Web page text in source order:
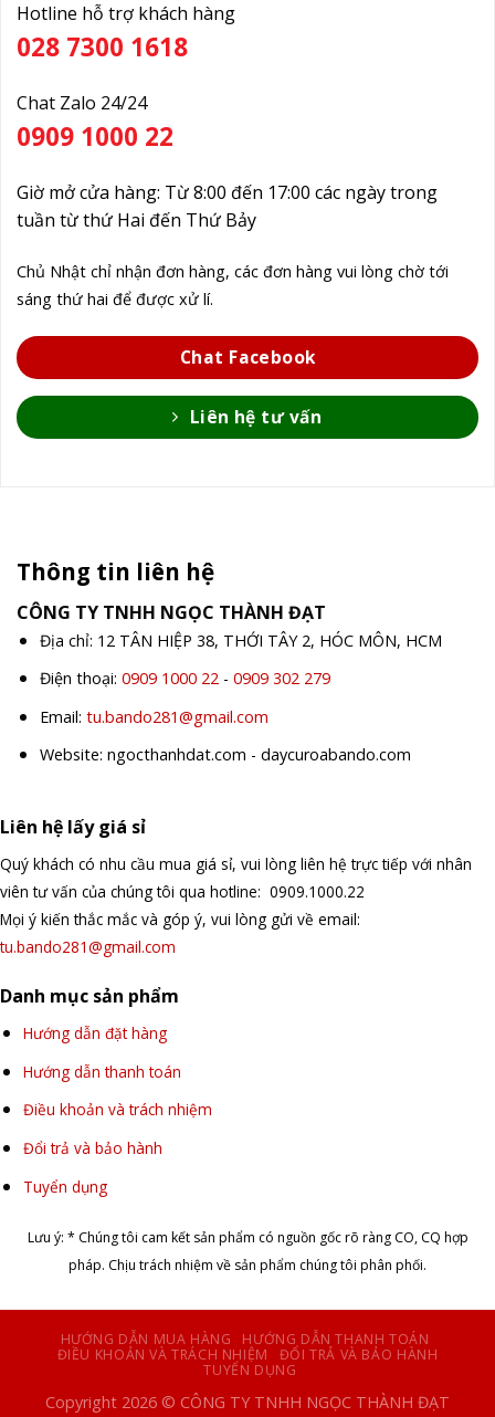
Hotline hỗ trợ khách hàng
028 7300 1618
Chat Zalo 24/24
0909 1000 22
Giờ mở cửa hàng: Từ 8:00 đến 17:00 các ngày trong
tuần từ thứ Hai đến Thứ Bảy
Chủ Nhật chỉ nhận đơn hàng, các đơn hàng vui lòng chờ tới
sáng thứ hai để được xử lí.
Chat Facebook
Liên hệ tư vấn
Thông tin liên hệ
CÔNG TY TNHH NGỌC THÀNH ĐẠT
Địa chỉ: 12 TÂN HIỆP 38, THỚI TÂY 2, HÓC MÔN, HCM
Điện thoại: 0909 1000 22- 0909 302 279
Email: tu.bando281@gmail.com
Website: ngocthanhdat.com - daycuroabando.com
Liên hệ lấy giá sỉ
Quý khách có nhu cầu mua giá sỉ, vui lòng liên hệ trực tiếp với nhân
viên tư vấn của chúng tôi qua hotline: 0909.1000.22
Mọi ý kiến thắc mắc và góp ý, vui lòng gửi về email:
tu.bando281@gmail.com
Danh mục sản phẩm
Hướng dẫn đặt hàng
Hướng dẫn thanh toán
Điều khoản và trách nhiệm
Đổi trả và bảo hành
Tuyển dụng
Lưu ý: * Chúng tôi cam kết sản phẩm có nguồn gốc rõ ràng CO, CQ hợp
pháp. Chịu trách nhiệm về sản phẩm chúng tôi phân phối.
HƯỚNG DẪN MUA HÀNG
HƯỚNG DẪN THANH TOÁN
ĐIỀU KHOẢN VÀ TRÁCH NHIỆM
ĐỔI TRẢ VÀ BẢO HÀNH
TUYỂN DỤNG
Copyright 2026 © CÔNG TY TNHH NGỌC THÀNH ĐẠT